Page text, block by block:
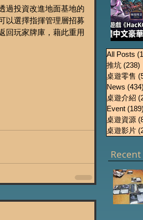
過投資改進地面基地的
以選擇指揮管理層招募
回玩家牌庫，藉此重用
《
德爾
華版開
All Posts
推坑 (238)
桌遊零售
News (434)
桌遊介紹
Event (189)
桌遊資源
桌遊影片